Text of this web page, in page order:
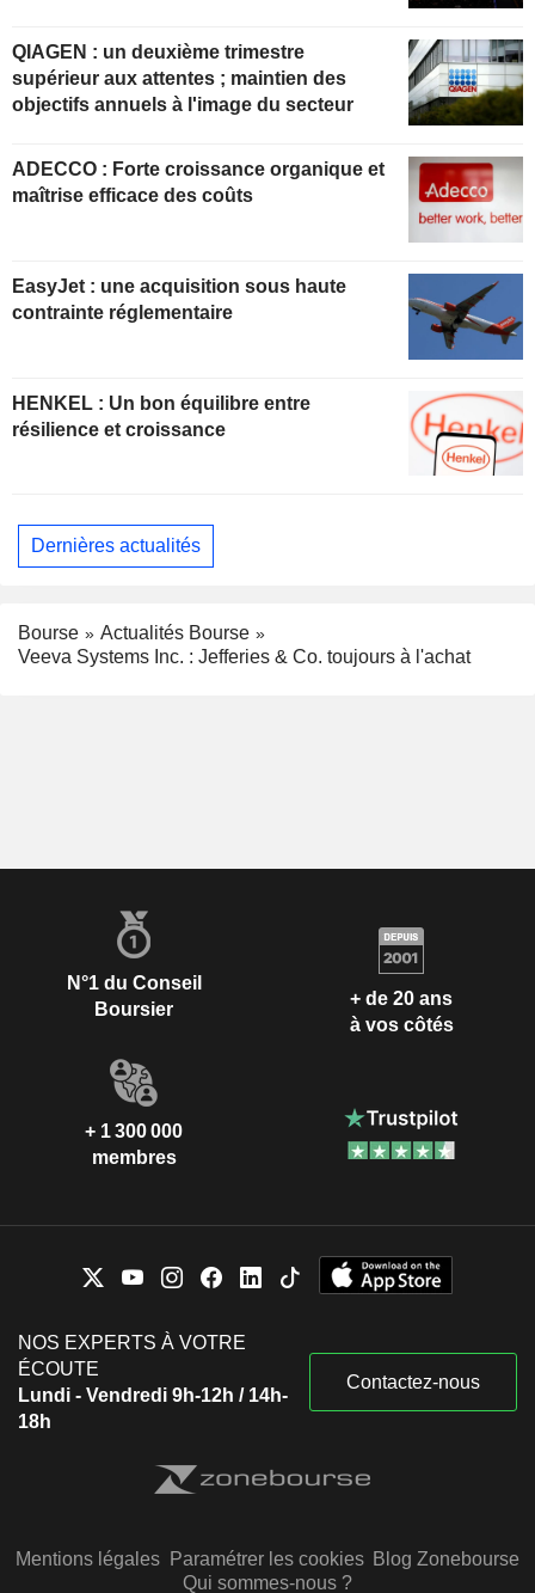
QIAGEN : un deuxième trimestre
supérieur aux attentes ; maintien des
objectifs annuels à l'image du secteur
ADECCO : Forte croissance organique et
maîtrise efficace des coûts
EasyJet : une acquisition sous haute
contrainte réglementaire
HENKEL : Un bon équilibre entre
résilience et croissance
Dernières actualités
Bourse
Actualités Bourse
Veeva Systems Inc. : Jefferies & Co. toujours à l'achat
N°1 du Conseil
Boursier
+ de 20 ans
à vos côtés
+ 1 300 000
membres
NOS EXPERTS À VOTRE
ÉCOUTE
Lundi - Vendredi 9h-12h / 14h-
18h
Contactez-nous
Mentions légales Paramétrer les cookies Blog Zonebourse
Qui sommes-nous ?